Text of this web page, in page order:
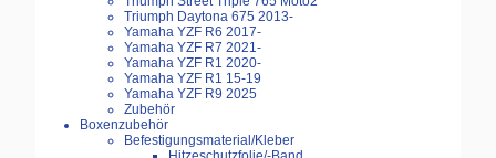
Triumph Daytona 675 2013-
Yamaha YZF R6 2017-
Yamaha YZF R7 2021-
Yamaha YZF R1 2020-
Yamaha YZF R1 15-19
Yamaha YZF R9 2025
Zubehör
Boxenzubehör
Befestigungsmaterial/Kleber